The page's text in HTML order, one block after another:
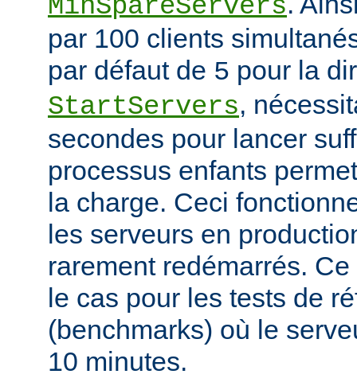
MinSpareServers
par 100 clients
par défaut de 5 pour la
StartServers,
secondes pour lancer
processus enfants
la charge. Ceci
les serveurs en
rarement redémarrés.
le cas pour les tests de
(benchmarks) où le
10 minutes.